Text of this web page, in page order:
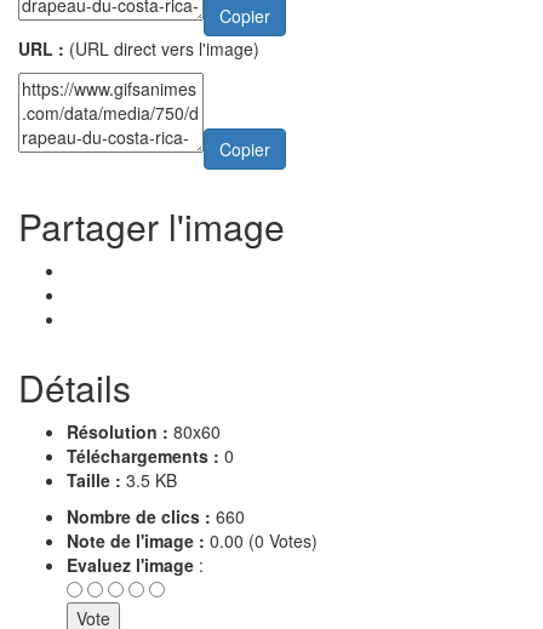
Copier
URL : (URL direct vers l'image)
Copier
Partager l'image
Détails
Résolution : 80x60
Téléchargements : 0
Taille : 3.5 KB
Nombre de clics : 660
Note de l'image : 0.00 (0 Votes)
Evaluez l'image :